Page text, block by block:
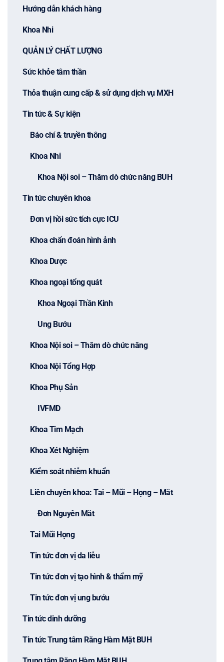
Hướng dẫn khách hàng
Khoa Nhi
QUẢN LÝ CHẤT LƯỢNG
Sức khỏe tâm thần
Thỏa thuận cung cấp & sử dụng dịch vụ MXH
Tin tức & Sự kiện
Báo chí & truyền thông
Khoa Nhi
Khoa Nội soi – Thăm dò chức năng BUH
Tin tức chuyên khoa
Đơn vị hồi sức tích cực ICU
Khoa chẩn đoán hình ảnh
Khoa Dược
Khoa ngoại tổng quát
Khoa Ngoại Thần Kinh
Ung Bướu
Khoa Nội soi – Thăm dò chức năng
Khoa Nội Tổng Hợp
Khoa Phụ Sản
IVFMD
Khoa Tim Mạch
Khoa Xét Nghiệm
Kiểm soát nhiễm khuẩn
Liên chuyên khoa: Tai – Mũi – Họng – Mắt
Đơn Nguyên Mắt
Tai Mũi Họng
Tin tức đơn vị da liễu
Tin tức đơn vị tạo hình & thẩm mỹ
Tin tức đơn vị ung bướu
Tin tức dinh dưỡng
Tin tức Trung tâm Răng Hàm Mặt BUH